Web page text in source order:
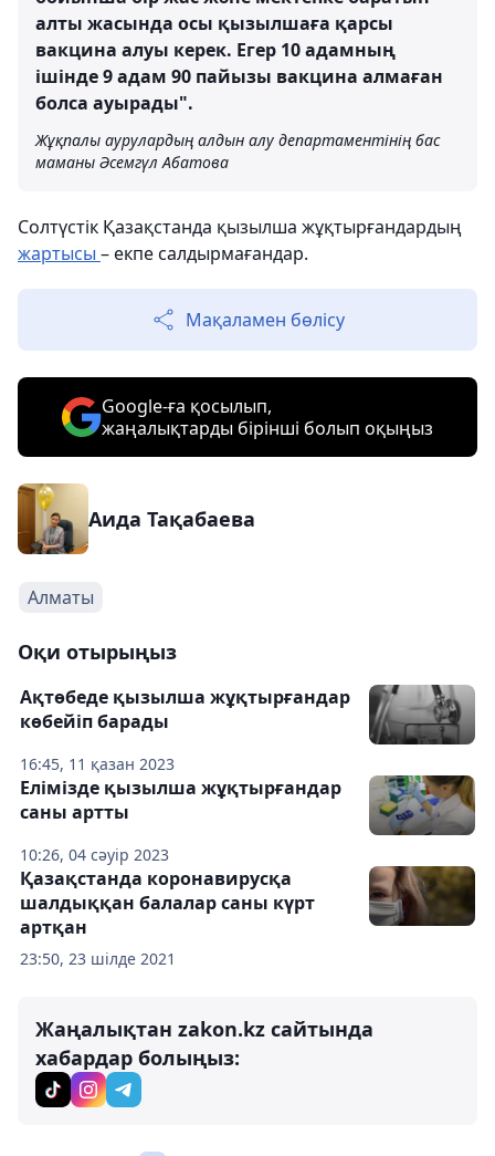
алты жасында осы қызылшаға қарсы
вакцина алуы керек. Егер 10 адамның
ішінде 9 адам 90 пайызы вакцина алмаған
болса ауырады".
Жұқпалы аурулардың алдын алу департаментінің бас
маманы Әсемгүл Абатова
Солтүстік Қазақстанда қызылша жұқтырғандардың
жартысы – екпе салдырмағандар.
Мақаламен бөлісу
Google-ға қосылып,
жаңалықтарды бірінші болып оқыңыз
Аида Тақабаева
Алматы
Оқи отырыңыз
16:45, 11 қазан 2023
Ақтөбеде қызылша жұқтырғандар
көбейіп барады
10:26, 04 сәуір 2023
Елімізде қызылша жұқтырғандар
саны артты
23:50, 23 шілде 2021
Қазақстанда коронавирусқа
шалдыққан балалар саны күрт
артқан
Жаңалықтан zakon.kz сайтында
хабардар болыңыз: